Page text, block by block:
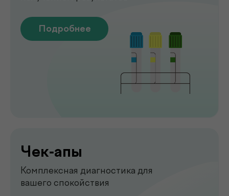
Рентген
Быстрая и точная диагностика состояния
Узи